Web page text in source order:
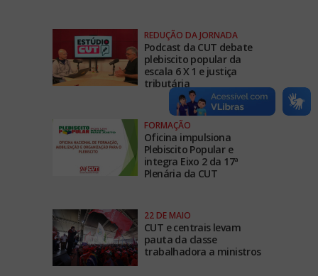
REDUÇÃO DA JORNADA
Podcast da CUT debate
plebiscito popular da
escala 6 X 1 e justiça
tributária
FORMAÇÃO
Oficina impulsiona
Plebiscito Popular e
integra Eixo 2 da 17ª
Plenária da CUT
22 DE MAIO
CUT e centrais levam
pauta da classe
trabalhadora a ministros